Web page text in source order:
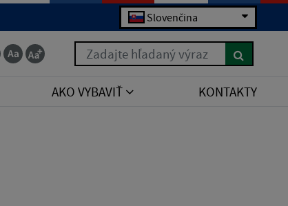
Slovenčina
Zadajte hľadaný výraz
AKO VYBAVIŤ KONTAKTY